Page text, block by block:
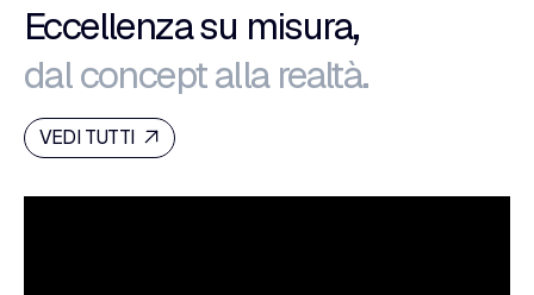
Eccellenza su misura,
dal concept alla realtà.
VEDI TUTTI